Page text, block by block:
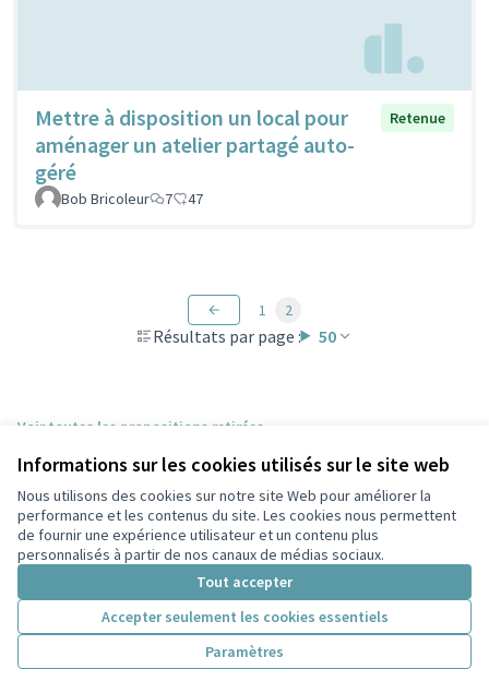
Informations sur les cookies utilisés sur le site web
Nous utilisons des cookies sur notre site Web pour améliorer la
performance et les contenus du site. Les cookies nous permettent
de fournir une expérience utilisateur et un contenu plus
personnalisés à partir de nos canaux de médias sociaux.
Tout accepter
Accepter seulement les cookies essentiels
Paramètres
Mettre à disposition un local pour
aménager un atelier partagé auto-
géré
Retenue
Bob Bricoleur 7 47
Résultats par page : 50
1 2
Voir toutes les propositions retirées
Conditions d'utilisation
Paramètres des cookies
Participez Villeurbanne sur X
(Lien externe)
Participez Villeurbanne sur Facebook
Participez Villeurbanne sur Instagram
Participez Villeurbanne sur YouTube
(Lien externe)
Site réalisé grâce aulogiciel libre Decidim .
Licence
(Lien